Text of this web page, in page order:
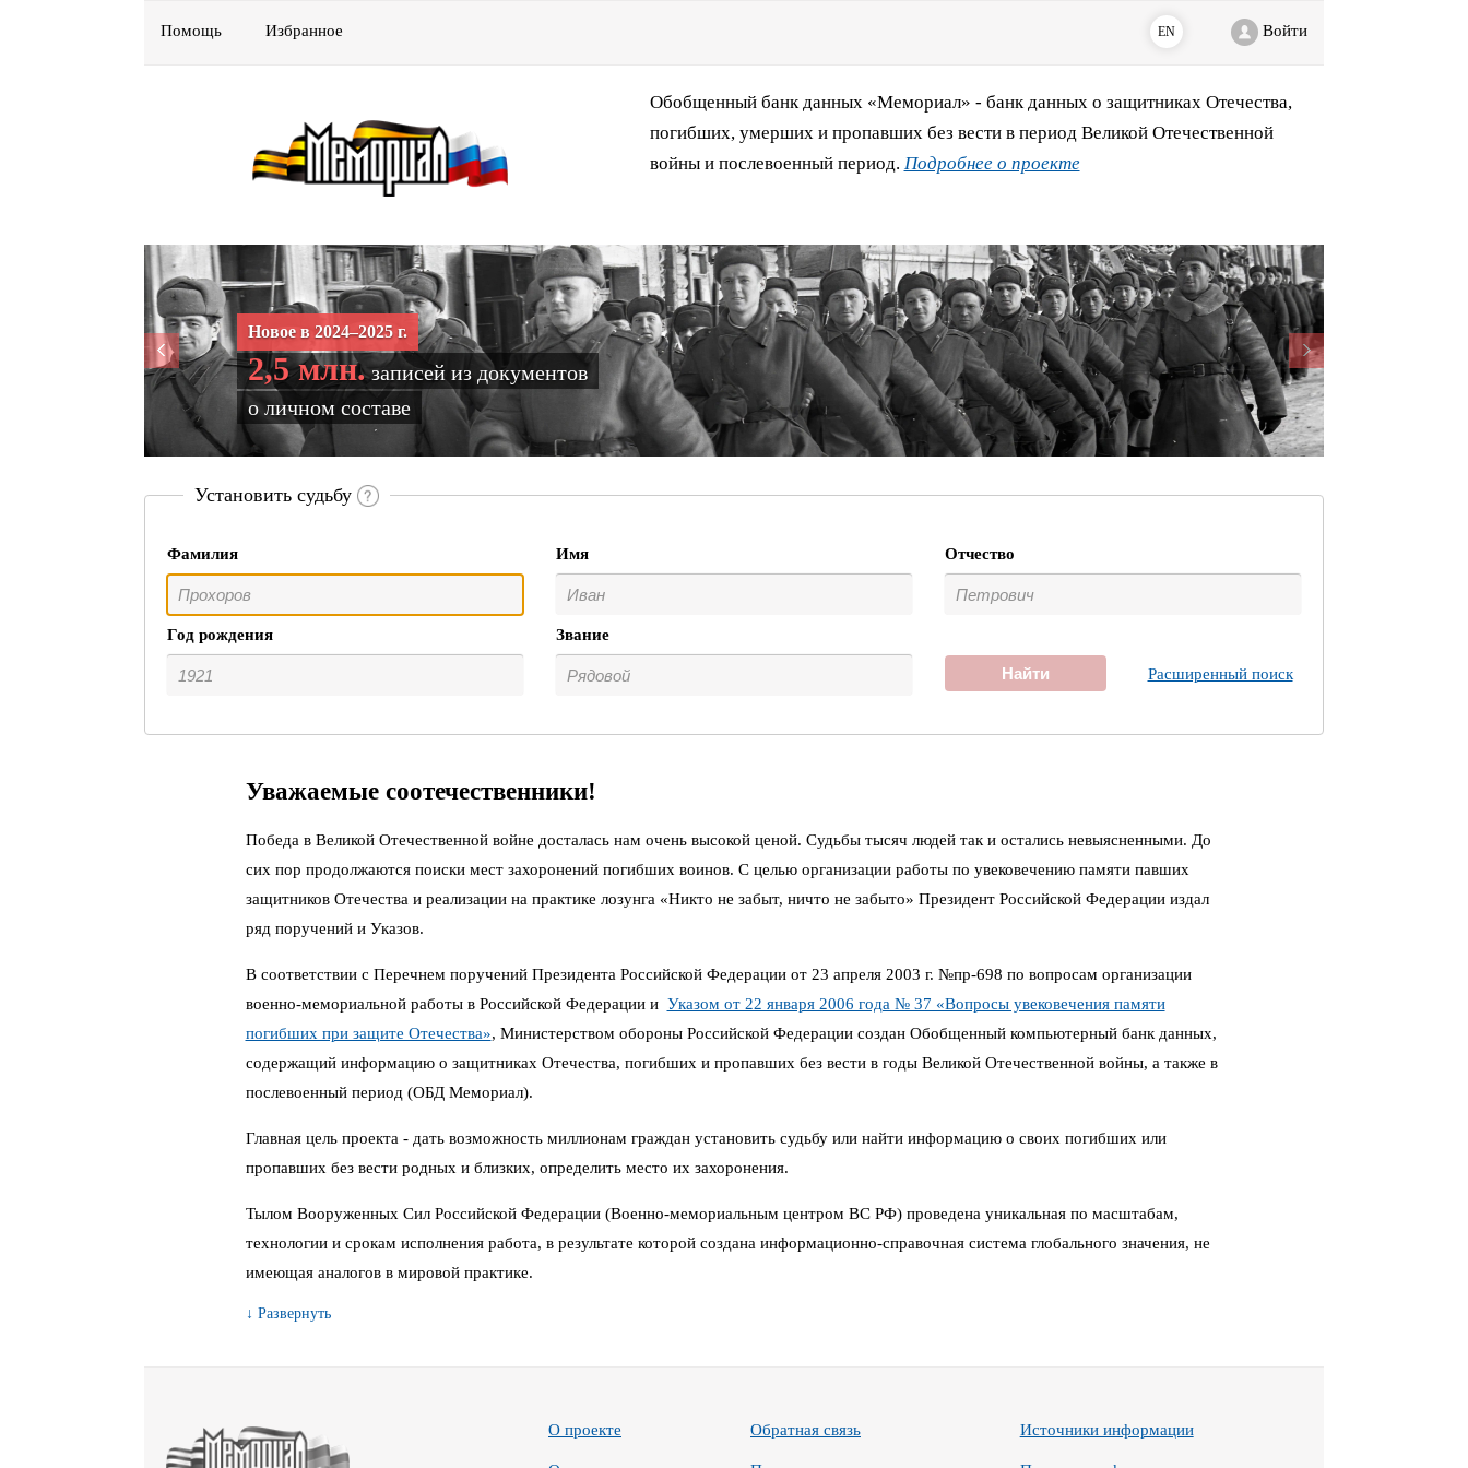
Помощь Избранное EN Войти
Обобщенный банк данных «Мемориал» - банк данных о защитниках Отечества,
погибших, умерших и пропавших без вести в период Великой Отечественной
войны и послевоенный период. Подробнее о проекте
Новое в 2024–2025 г.
2,5 млн.записей из документов
о личном составе
Установить судьбу
Фамилия Имя Отчество
Год рождения Звание
Найти Расширенный поиск
Уважаемые соотечественники!
Победа в Великой Отечественной войне досталась нам очень высокой ценой. Судьбы тысяч людей так и остались невыясненными. До
сих пор продолжаются поиски мест захоронений погибших воинов. С целью организации работы по увековечению памяти павших
защитников Отечества и реализации на практике лозунга «Никто не забыт, ничто не забыто» Президент Российской Федерации издал
ряд поручений и Указов.
В соответствии с Перечнем поручений Президента Российской Федерации от 23 апреля 2003 г. №пр-698 по вопросам организации
военно-мемориальной работы в Российской Федерации и Указом от 22 января 2006 года № 37 «Вопросы увековечения памяти
погибших при защите Отечества», Министерством обороны Российской Федерации создан Обобщенный компьютерный банк данных,
содержащий информацию о защитниках Отечества, погибших и пропавших без вести в годы Великой Отечественной войны, а также в
послевоенный период (ОБД Мемориал).
Главная цель проекта - дать возможность миллионам граждан установить судьбу или найти информацию о своих погибших или
пропавших без вести родных и близких, определить место их захоронения.
Тылом Вооруженных Сил Российской Федерации (Военно-мемориальным центром ВС РФ) проведена уникальная по масштабам,
технологии и срокам исполнения работа, в результате которой создана информационно-справочная система глобального значения, не
имеющая аналогов в мировой практике.
↓ Развернуть
О проекте Обратная связь Источники информации